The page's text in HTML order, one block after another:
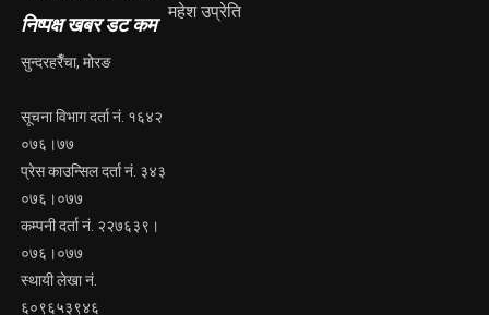
निष्पक्ष खबर डट कम
सुन्दरहरैँचा, मोरङ
सूचना विभाग दर्ता नं. १६४२
०७६।७७
प्रेस काउन्सिल दर्ता नं. ३४३
०७६।०७७
कम्पनी दर्ता नं. २२७६३९।
०७६।०७७
स्थायी लेखा नं.
६०९६५३९४६
महेश उप्रेति